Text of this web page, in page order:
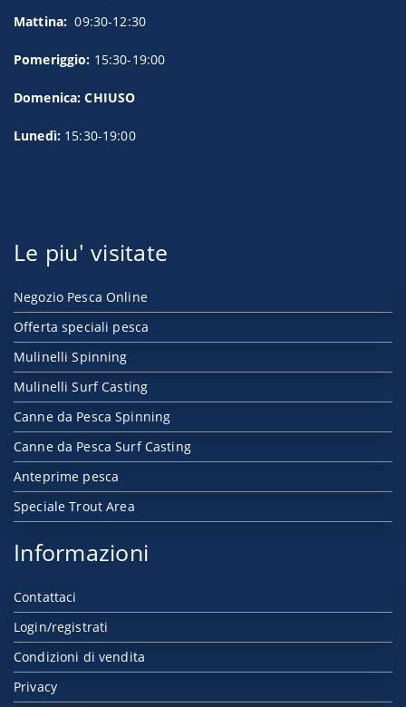
Mattina: 09:30-12:30
Pomeriggio: 15:30-19:00
Domenica: CHIUSO
Lunedì: 15:30-19:00
Le piu' visitate
Negozio Pesca Online
Offerta speciali pesca
Mulinelli Spinning
Mulinelli Surf Casting
Canne da Pesca Spinning
Canne da Pesca Surf Casting
Anteprime pesca
Speciale Trout Area
Informazioni
Contattaci
Login/registrati
Condizioni di vendita
Privacy